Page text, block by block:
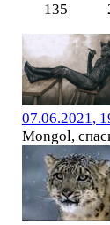
135
07.06.2021,
Mongol,